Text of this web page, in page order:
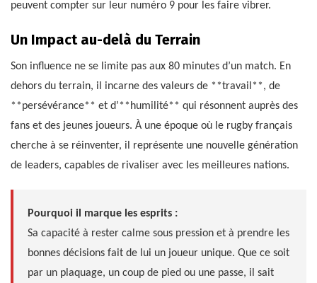
peuvent compter sur leur numéro 9 pour les faire vibrer.
Un Impact au-delà du Terrain
Son influence ne se limite pas aux 80 minutes d’un match. En
dehors du terrain, il incarne des valeurs de **travail**, de
**persévérance** et d’**humilité** qui résonnent auprès des
fans et des jeunes joueurs. À une époque où le rugby français
cherche à se réinventer, il représente une nouvelle génération
de leaders, capables de rivaliser avec les meilleures nations.
Pourquoi il marque les esprits :
Sa capacité à rester calme sous pression et à prendre les
bonnes décisions fait de lui un joueur unique. Que ce soit
par un plaquage, un coup de pied ou une passe, il sait